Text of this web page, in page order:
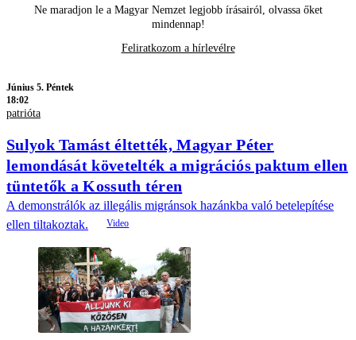
Ne maradjon le a Magyar Nemzet legjobb írásairól, olvassa őket
mindennap!
Feliratkozom a hírlevélre
Június 5. Péntek
18:02
patrióta
Sulyok Tamást éltették, Magyar Péter
lemondását követelték a migrációs paktum ellen
tüntetők a Kossuth téren
A demonstrálók az illegális migránsok hazánkba való betelepítése
ellen tiltakoztak.